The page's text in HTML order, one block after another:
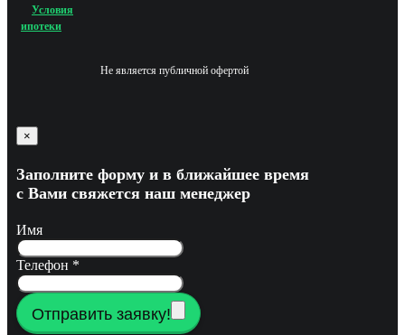
Условия
ипотеки
Не является публичной офертой
×
Заполните форму и в ближайшее время
с Вами свяжется наш менеджер
Имя
Телефон *
Отправить заявку!